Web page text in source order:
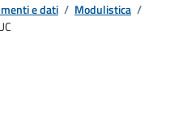
e dati / Modulistica /